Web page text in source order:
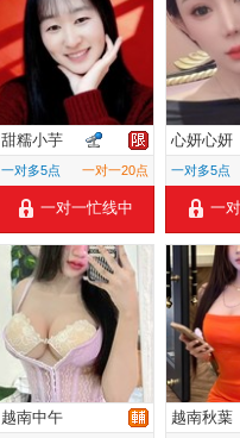
甜糯小芋
一对多5点 一对一20点
一对一忙线中
心妍心妍
一对多5点
一
越南中午 越南秋葉